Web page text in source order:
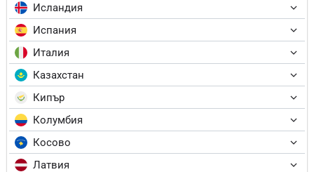
Исландия
Испания
Италия
Казахстан
Кипър
Колумбия
Косово
Латвия